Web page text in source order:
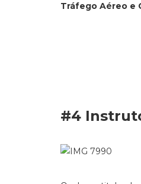
Tráfego Aéreo e
#4